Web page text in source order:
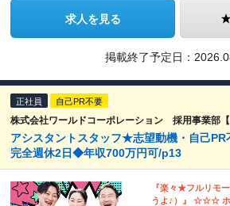
求人を見る
掲載終了予定日：
正社員 自己PR不要
株式会社ワールドコーポレーション 採用事業部【
アシスタントスタッフ★志望動機・自己
完全週休2日◆年収700万円可/p13
『楽々★フルリモ
うよ♪）』 ☆☆☆